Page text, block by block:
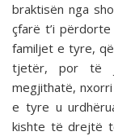
braktisën nga
çfarë t’i
familjet e tyre,
tjetër, por të
megjithatë,
e tyre u
kishte të drejtë